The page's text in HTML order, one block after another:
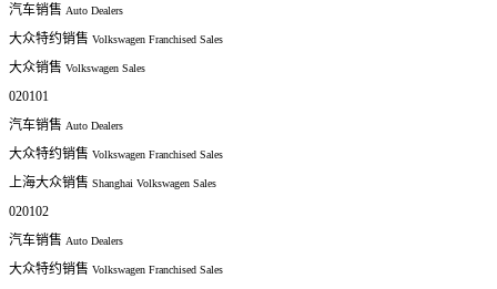
汽车销售 Auto Dealers
大众特约销售 Volkswagen Franchised Sales
大众销售 Volkswagen Sales
020101
汽车销售 Auto Dealers
大众特约销售 Volkswagen Franchised Sales
上海大众销售 Shanghai Volkswagen Sales
020102
汽车销售 Auto Dealers
大众特约销售 Volkswagen Franchised Sales